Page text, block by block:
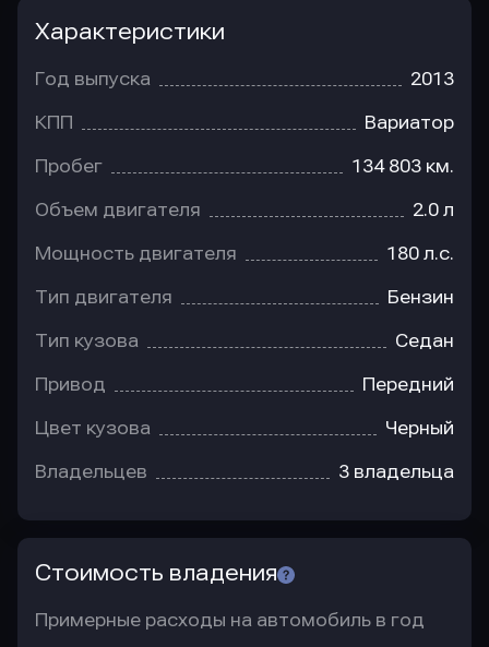
Характеристики
Год выпуска 2013
КПП Вариатор
Пробег 134 803 км.
Объем двигателя 2.0 л
Мощность двигателя 180 л.с.
Тип двигателя Бензин
Тип кузова Седан
Привод Передний
Цвет кузова Черный
Владельцев 3 владельца
Стоимость владения
Примерные расходы на автомобиль в год